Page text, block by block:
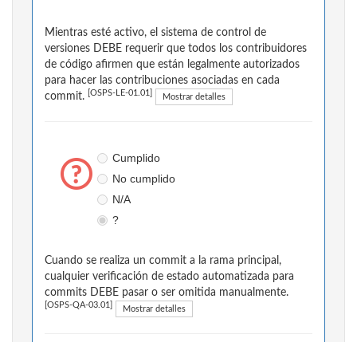
Mientras esté activo, el sistema de control de
versiones DEBE requerir que todos los contribuidores
de código afirmen que están legalmente autorizados
para hacer las contribuciones asociadas en cada
commit.
[OSPS-LE-01.01] Mostrar detalles
Cumplido
No cumplido
N/A
?
Cuando se realiza un commit a la rama principal,
cualquier verificación de estado automatizada para
commits DEBE pasar o ser omitida manualmente.
[OSPS-QA-03.01] Mostrar detalles